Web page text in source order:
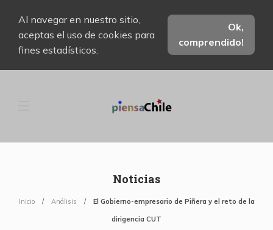
Al navegar en nuestro sitio,
aceptas el uso de cookies para
fines estadísticos.
Ok,
comprendido!
Noticias
Inicio Análisis El Gobierno-empresario de Piñera y el reto de la
dirigencia CUT